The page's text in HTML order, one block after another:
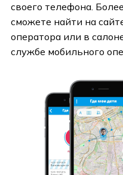
своего телефона.
сможете найти на
оператора или в
службе мобильного